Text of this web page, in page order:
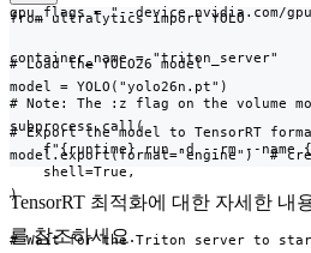
gpu_flags = "--device nvidia.com/
container_name = "triton_server"
# Note: The :z flag on the volume
subprocess.call(
f"{runtime} run -d --rm --name
    shell=True,
)
# Wait for the Triton server to
from ultralytics import YOLO
# Load the YOLO26 model
model = YOLO("yolo26n.pt")
# Export the model to TensorRT
model.export(format="engine")  #
TensorRT 최적화에 대한 자세한 내
를 참조하세요.